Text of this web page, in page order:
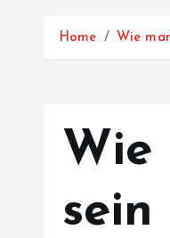
Home Wie
Wie